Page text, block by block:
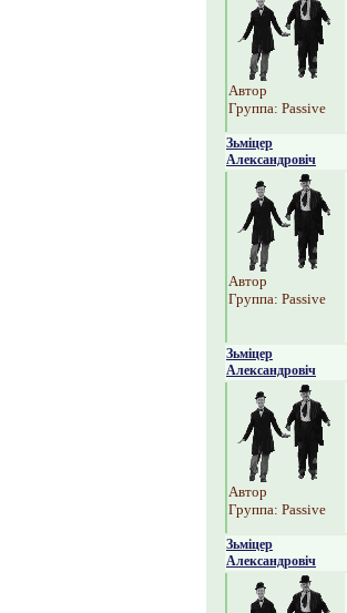
Автор
Группа: Passive
Зьміцер
Александровіч
Автор
Группа: Passive
Зьміцер
Александровіч
Автор
Группа: Passive
Зьміцер
Александровіч